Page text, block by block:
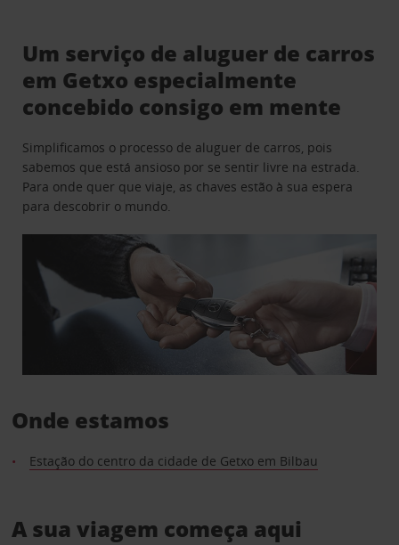
Um serviço de aluguer de carros
em Getxo especialmente
concebido consigo em mente
Simplificamos o processo de aluguer de carros, pois
sabemos que está ansioso por se sentir livre na estrada.
Para onde quer que viaje, as chaves estão à sua espera
para descobrir o mundo.
Onde estamos
Estação do centro da cidade de Getxo em Bilbau
A sua viagem começa aqui